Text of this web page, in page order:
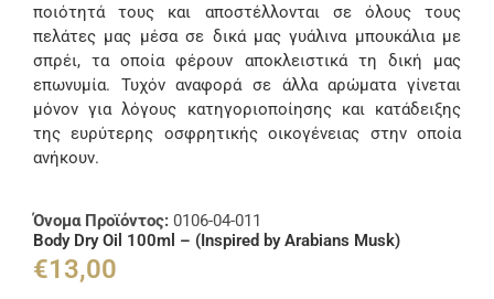
ποιότητά τους και αποστέλλονται σε όλους τους
πελάτες μας μέσα σε δικά μας γυάλινα μπουκάλια με
σπρέι, τα οποία φέρουν αποκλειστικά τη δική μας
επωνυμία. Τυχόν αναφορά σε άλλα αρώματα γίνεται
μόνον για λόγους κατηγοριοποίησης και κατάδειξης
της ευρύτερης οσφρητικής οικογένειας στην οποία
ανήκουν.
Όνομα Προϊόντος: 0106-04-011
Body Dry Oil 100ml – (Inspired by Arabians Musk)
€13,00